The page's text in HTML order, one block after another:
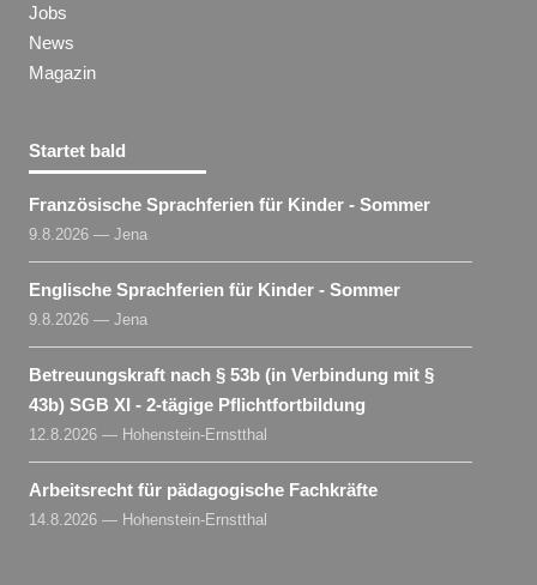
Jobs
News
Magazin
Startet bald
Französische Sprachferien für Kinder - Sommer
9.8.2026 — Jena
Englische Sprachferien für Kinder - Sommer
9.8.2026 — Jena
Betreuungskraft nach § 53b (in Verbindung mit §
43b) SGB XI - 2-tägige Pflichtfortbildung
12.8.2026 — Hohenstein-Ernstthal
Arbeitsrecht für pädagogische Fachkräfte
14.8.2026 — Hohenstein-Ernstthal